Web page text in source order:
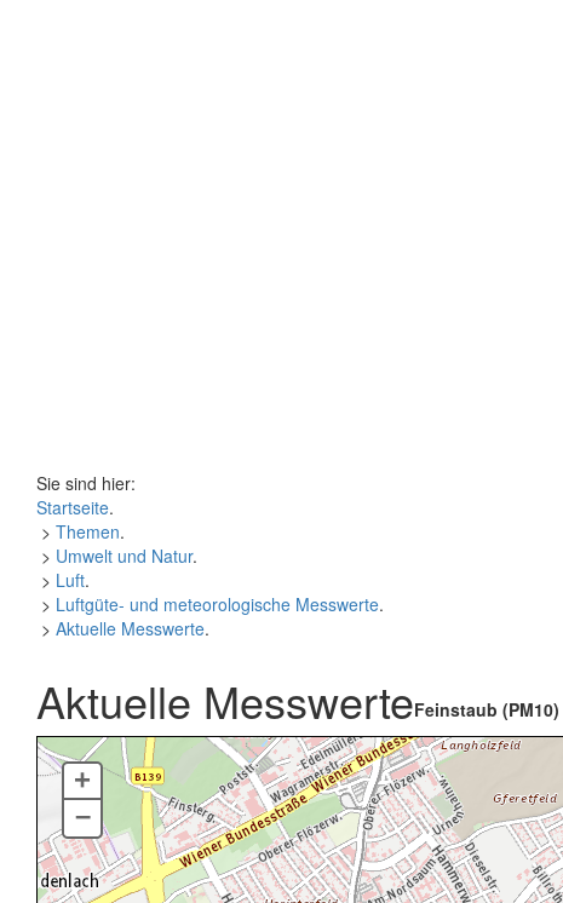
Sie sind hier:
Startseite.
> Themen.
> Umwelt und Natur.
> Luft.
> Luftgüte- und meteorologische Messwerte.
> Aktuelle Messwerte.
Aktuelle MesswerteFeinstaub (PM10)
+
–